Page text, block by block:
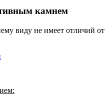
камнем
виду не имеет отличий от